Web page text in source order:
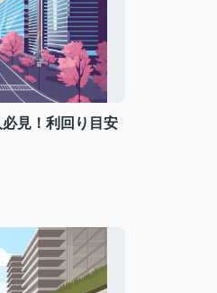
見！利回り目安